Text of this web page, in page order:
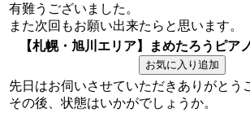
有難うございました。
また次回もお願い出来たらと思います。
【札幌・旭川エリア】まめたろうピア
先日はお伺いさせていただきありがとう
その後、状態はいかがでしょうか。